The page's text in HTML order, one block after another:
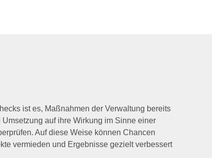
ist es, Maßnahmen der Verwaltung bereits
auf ihre Wirkung im Sinne einer
Auf diese Weise können Chancen
vermieden und Ergebnisse gezielt verbessert